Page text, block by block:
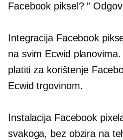
Facebook piksel? ”
Integracija Facebook
na svim Ecwid
platiti za korištenje
Ecwid trgovinom.
Instalacija Facebook
svakoga, bez obzira na